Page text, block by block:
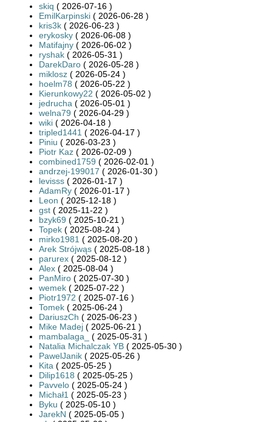
skiq ( 2026-07-16 )
EmilKarpinski ( 2026-06-28 )
kris3k ( 2026-06-23 )
erykosky ( 2026-06-08 )
Matifajny ( 2026-06-02 )
ryshak ( 2026-05-31 )
DarekDaro ( 2026-05-28 )
miklosz ( 2026-05-24 )
hoelm78 ( 2026-05-22 )
Kierunkowy22 ( 2026-05-02 )
jedrucha ( 2026-05-01 )
welna79 ( 2026-04-29 )
wiki ( 2026-04-18 )
tripled1441 ( 2026-04-17 )
Piniu ( 2026-03-23 )
Piotr Kaz ( 2026-02-09 )
combined1759 ( 2026-02-01 )
andrzej-199017 ( 2026-01-30 )
levisss ( 2026-01-17 )
AdamRy ( 2026-01-17 )
Leon ( 2025-12-18 )
gst ( 2025-11-22 )
bzyk69 ( 2025-10-21 )
Topek ( 2025-08-24 )
mirko1981 ( 2025-08-20 )
Arek Strójwąs ( 2025-08-18 )
parurex ( 2025-08-12 )
Alex ( 2025-08-04 )
PanMiro ( 2025-07-30 )
wemek ( 2025-07-22 )
Piotr1972 ( 2025-07-16 )
Tomek ( 2025-06-24 )
DariuszCh ( 2025-06-23 )
Mike Madej ( 2025-06-21 )
mambalaga_
( 2025-05-31 )
Natalia Michalczak YB ( 2025-05-30 )
PawelJanik ( 2025-05-26 )
Kita ( 2025-05-25 )
Dilip1618 ( 2025-05-25 )
Pavvelo ( 2025-05-24 )
Michał1 ( 2025-05-23 )
Byku ( 2025-05-10 )
JarekN ( 2025-05-05 )